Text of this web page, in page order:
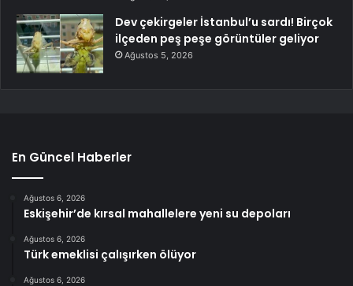
Dev çekirgeler İstanbul’u sardı! Birçok
ilçeden peş peşe görüntüler geliyor
Ağustos 5, 2026
En Güncel Haberler
Ağustos 6, 2026
Eskişehir’de kırsal mahallelere yeni su depoları
Ağustos 6, 2026
Türk emeklisi çalışırken ölüyor
Ağustos 6, 2026